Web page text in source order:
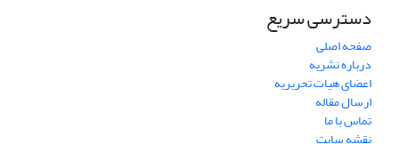
دسترسی سریع
صفحه اصلی
درباره نشریه
اعضای هیات تحریریه
ارسال مقاله
تماس با ما